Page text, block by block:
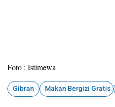
Foto : Istimewa
Gibran Makan Bergizi Gratis